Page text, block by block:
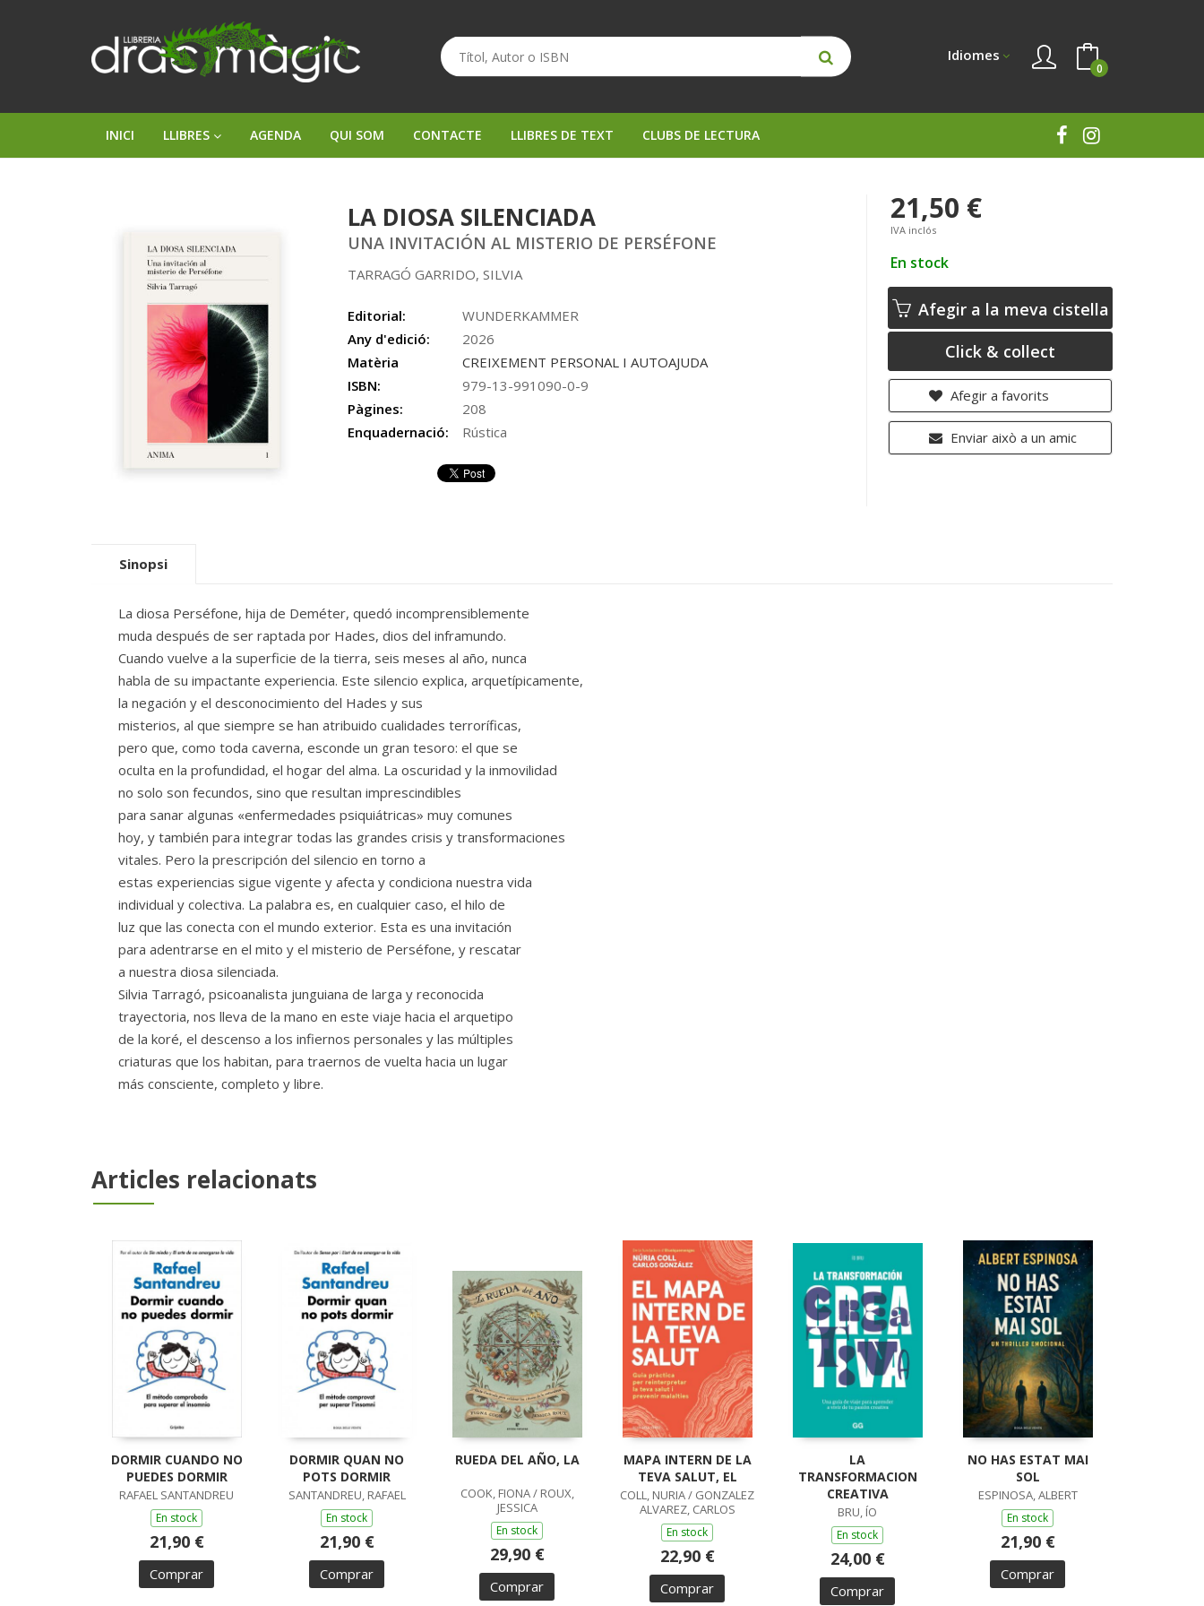
Idiomes
0
INICI LLIBRES AGENDA QUI SOM CONTACTE LLIBRES DE TEXT CLUBS DE LECTURA
LA DIOSA SILENCIADA
UNA INVITACIÓN AL MISTERIO DE PERSÉFONE
TARRAGÓ GARRIDO, SILVIA
Editorial:
WUNDERKAMMER
Any d'edició:
2026
Matèria
CREIXEMENT PERSONAL I AUTOAJUDA
ISBN:
979-13-991090-0-9
Pàgines:
208
Enquadernació:
Rústica
21,50 €
IVA inclós
En stock
Afegir a la meva cistella
Click & collect
Afegir a favorits
Enviar això a un amic
Sinopsi
La diosa Perséfone, hija de Deméter, quedó incomprensiblemente
muda después de ser raptada por Hades, dios del inframundo.
Cuando vuelve a la superficie de la tierra, seis meses al año, nunca
habla de su impactante experiencia. Este silencio explica, arquetípicamente,
la negación y el desconocimiento del Hades y sus
misterios, al que siempre se han atribuido cualidades terroríficas,
pero que, como toda caverna, esconde un gran tesoro: el que se
oculta en la profundidad, el hogar del alma. La oscuridad y la inmovilidad
no solo son fecundos, sino que resultan imprescindibles
para sanar algunas «enfermedades psiquiátricas» muy comunes
hoy, y también para integrar todas las grandes crisis y transformaciones
vitales. Pero la prescripción del silencio en torno a
estas experiencias sigue vigente y afecta y condiciona nuestra vida
individual y colectiva. La palabra es, en cualquier caso, el hilo de
luz que las conecta con el mundo exterior. Esta es una invitación
para adentrarse en el mito y el misterio de Perséfone, y rescatar
a nuestra diosa silenciada.
Silvia Tarragó, psicoanalista junguiana de larga y reconocida
trayectoria, nos lleva de la mano en este viaje hacia el arquetipo
de la koré, el descenso a los infiernos personales y las múltiples
criaturas que los habitan, para traernos de vuelta hacia un lugar
más consciente, completo y libre.
Articles relacionats
DORMIR CUANDO NO
PUEDES DORMIR
RAFAEL SANTANDREU
En stock
21,90 €
Comprar
DORMIR QUAN NO
POTS DORMIR
SANTANDREU, RAFAEL
En stock
21,90 €
Comprar
RUEDA DEL AÑO, LA
COOK, FIONA / ROUX,
JESSICA
En stock
29,90 €
Comprar
MAPA INTERN DE LA
TEVA SALUT, EL
COLL, NURIA / GONZALEZ
ALVAREZ, CARLOS
En stock
22,90 €
Comprar
LA
TRANSFORMACION
CREATIVA
BRU, ÍO
En stock
24,00 €
Comprar
NO HAS ESTAT MAI
SOL
ESPINOSA, ALBERT
En stock
21,90 €
Comprar